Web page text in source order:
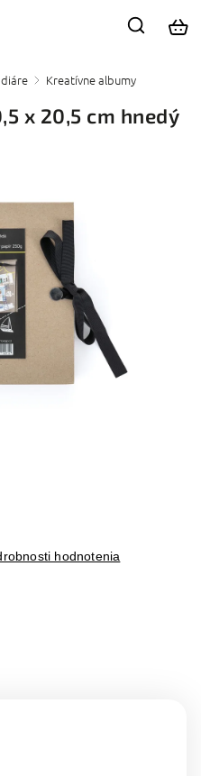
/ Kreatívne albumy
x 20,5 cm hnedý
hodnotenia